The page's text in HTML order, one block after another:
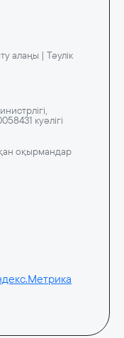
алаңы | Тәулік
куәлігі
оқырмандар